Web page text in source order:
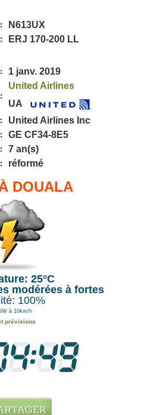
N613UX
ERJ 170-200 LL
1 janv. 2019
United Airlines
UA
United Airlines Inc
GE CF34-8E5
7 an(s)
réformé
DOUALA
25°C
modérées à fortes
100%
à 10km/h
prévisions